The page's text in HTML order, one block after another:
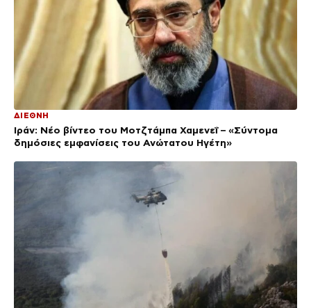
ΔΙΕΘΝΗ
Ιράν: Νέο βίντεο του Μοτζτάμπα Χαμενεΐ – «Σύντομα
δημόσιες εμφανίσεις του Ανώτατου Ηγέτη»